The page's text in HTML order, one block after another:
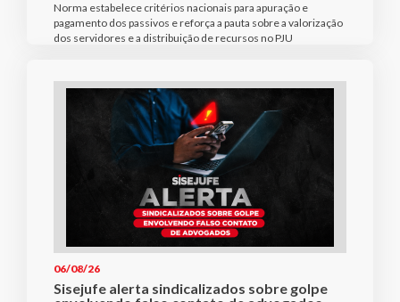
Norma estabelece critérios nacionais para apuração e
pagamento dos passivos e reforça a pauta sobre a valorização
dos servidores e a distribuição de recursos no PJU
06/08/26
Sisejufe alerta sindicalizados sobre golpe